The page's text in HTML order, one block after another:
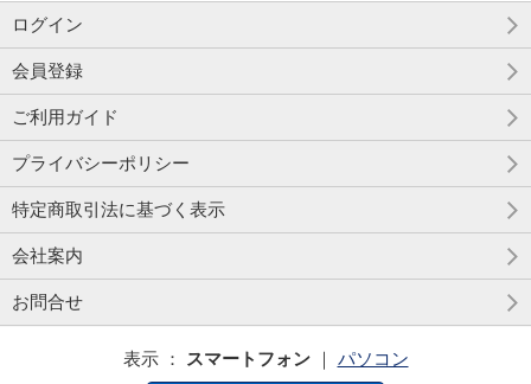
ログイン
会員登録
ご利用ガイド
プライバシーポリシー
特定商取引法に基づく表示
会社案内
お問合せ
表示 ： スマートフォン｜ パソコン